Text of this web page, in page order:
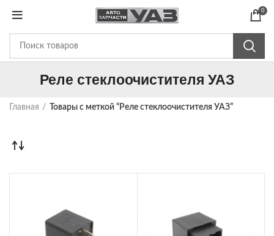
0
Реле стеклоочистителя УАЗ
Главная Товары с меткой “Реле стеклоочистителя УАЗ”